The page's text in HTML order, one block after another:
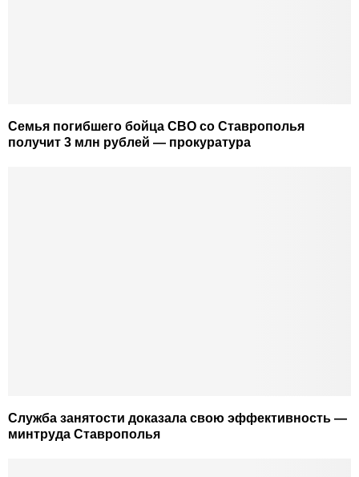
Семья погибшего бойца СВО со Ставрополья
получит 3 млн рублей — прокуратура
Служба занятости доказала свою эффективность —
минтруда Ставрополья